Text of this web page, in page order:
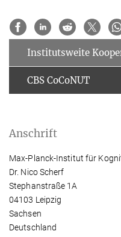
Institutsweite
CBS CoCoNUT
Anschrift
Max-Planck-Institut für
Dr. Nico Scherf
Stephanstraße 1A
04103 Leipzig
Sachsen
Deutschland